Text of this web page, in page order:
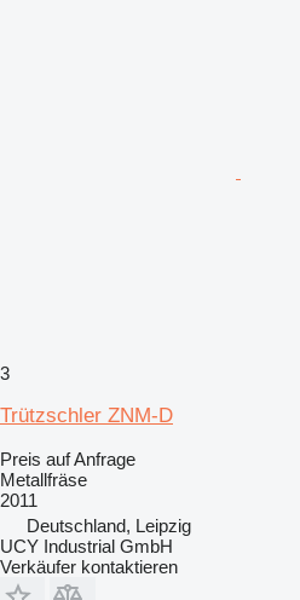
3
Trützschler ZNM-D
Preis auf Anfrage
Metallfräse
2011
Deutschland, Leipzig
UCY Industrial GmbH
Verkäufer kontaktieren